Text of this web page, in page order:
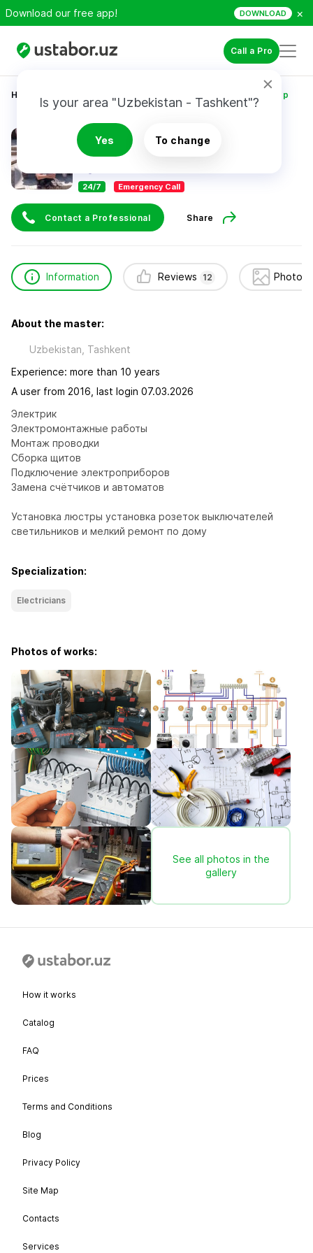
Download our free app! DOWNLOAD ×
Call a Pro
Is your area "Uzbekistan - Tashkent"?
Yes To change
Home Абибуллаев Айдер
Абибуллаев Айдер
12
24/7 Emergency Call
Contact a Professional Share
Information Reviews 12 Photos
About the master:
Uzbekistan, Tashkent
Experience: more than 10 years
A user from 2016, last login 07.03.2026
Электрик
Электромонтажные работы
Монтаж проводки
Сборка щитов
Подключение электроприборов
Замена счётчиков и автоматов
Установка люстры установка розеток выключателей
светильников и мелкий ремонт по дому
Specialization:
Electricians
Photos of works:
See all photos in the
gallery
How it works
Catalog
FAQ
Prices
Terms and Conditions
Blog
Privacy Policy
Site Map
Contacts
Services